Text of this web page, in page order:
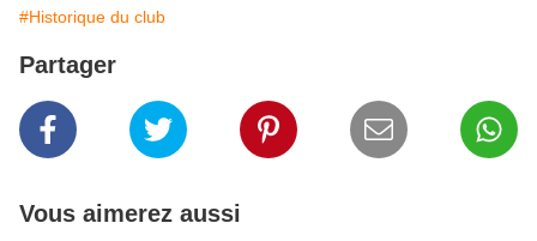
#Historique du club
Partager
Vous aimerez aussi